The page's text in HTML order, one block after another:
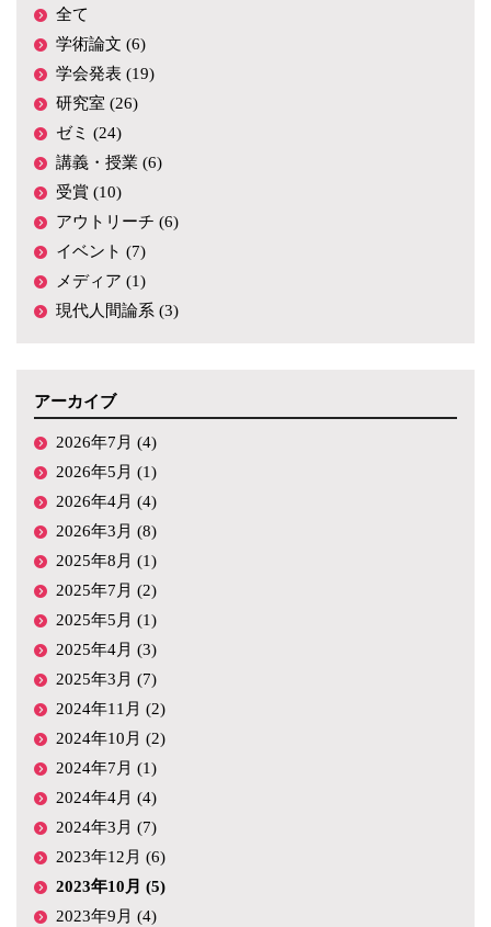
全て
学術論文 (6)
学会発表 (19)
研究室 (26)
ゼミ (24)
講義・授業 (6)
受賞 (10)
アウトリーチ (6)
イベント (7)
メディア (1)
現代人間論系 (3)
アーカイブ
2026年7月 (4)
2026年5月 (1)
2026年4月 (4)
2026年3月 (8)
2025年8月 (1)
2025年7月 (2)
2025年5月 (1)
2025年4月 (3)
2025年3月 (7)
2024年11月 (2)
2024年10月 (2)
2024年7月 (1)
2024年4月 (4)
2024年3月 (7)
2023年12月 (6)
2023年10月 (5)
2023年9月 (4)